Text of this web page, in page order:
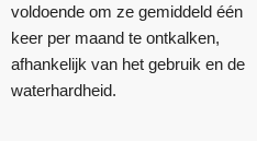
voldoende om ze gemiddeld één
keer per maand te ontkalken,
afhankelijk van het gebruik en de
waterhardheid.